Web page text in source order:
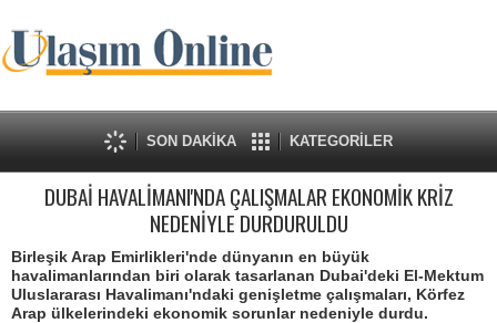
SON DAKİKA KATEGORİLER
DUBAİ HAVALİMANI'NDA ÇALIŞMALAR EKONOMİK KRİZ
NEDENİYLE DURDURULDU
Birleşik Arap Emirlikleri'nde dünyanın en büyük
havalimanlarından biri olarak tasarlanan Dubai'deki El-Mektum
Uluslararası Havalimanı'ndaki genişletme çalışmaları, Körfez
Arap ülkelerindeki ekonomik sorunlar nedeniyle durdu.